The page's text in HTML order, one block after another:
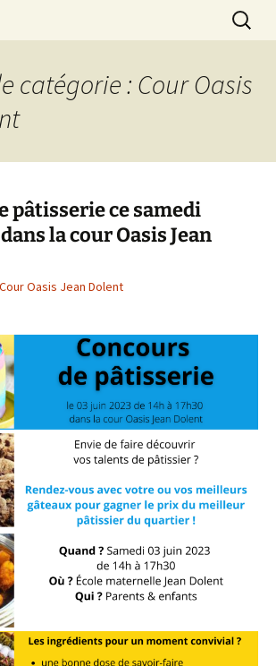
14 – Association
des Parents
1981
– Participe au service des
scolaire Dolent-Arago-
catégorie : Cour Oasis
pâtisserie ce samedi
la cour Oasis Jean
Cour Oasis Jean Dolent